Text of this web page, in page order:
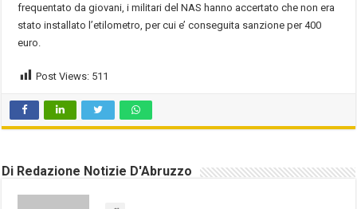
frequentato da giovani, i militari del NAS hanno accertato che non era
stato installato l’etilometro, per cui e’ conseguita sanzione per 400
euro.
Post Views: 511
Di Redazione Notizie D'Abruzzo